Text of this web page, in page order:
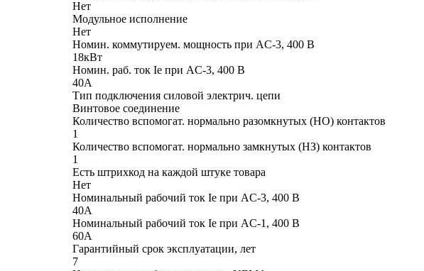
Нет
Модульное исполнение
Нет
Номин. коммутируем. мощность при AC-3, 400 В
18кВт
Номин. раб. ток Ie при AC-3, 400 В
40А
Тип подключения силовой электрич. цепи
Винтовое соединение
Количество вспомогат. нормально разомкнутых (НО) контактов
1
Количество вспомогат. нормально замкнутых (НЗ) контактов
1
Есть штрихкод на каждой штуке товара
Нет
Номинальный рабочий ток Ie при AC-3, 400 В
40А
Номинальный рабочий ток Ie при AC-1, 400 В
60А
Гарантийный срок эксплуатации, лет
7